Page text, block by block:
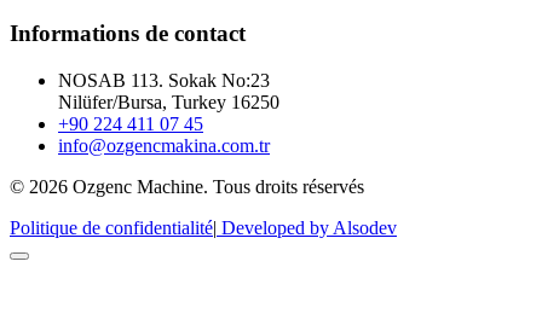
Informations de contact
NOSAB 113. Sokak No:23
Nilüfer/Bursa, Turkey 16250
+90 224 411 07 45
info@ozgencmakina.com.tr
© 2026 Ozgenc Machine. Tous droits réservés
Politique de confidentialité| Developed by Alsodev